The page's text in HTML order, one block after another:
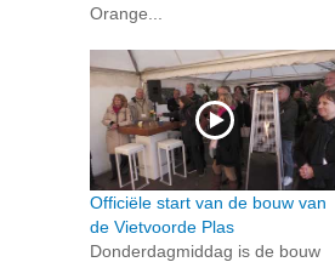
Orange...
Officiële start van de bouw van
de Vietvoorde Plas
Donderdagmiddag is de bouw